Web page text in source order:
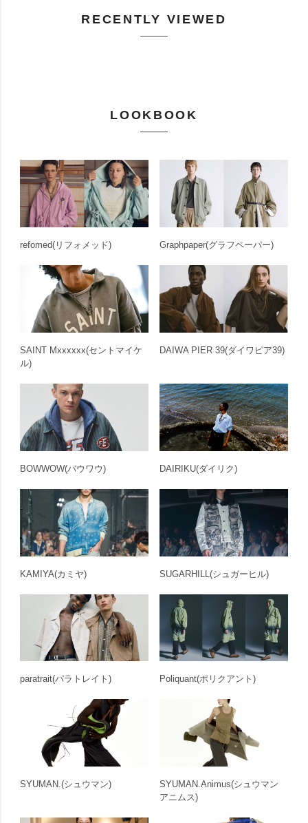
RECENTLY VIEWED
LOOKBOOK
refomed(リフォメッド) Graphpaper(グラフペーパー)
SAINT Mxxxxxx(セントマイケ
ル)
DAIWA PIER 39(ダイワピア39)
BOWWOW(バウワウ) DAIRIKU(ダイリク)
KAMIYA(カミヤ) SUGARHILL(シュガーヒル)
paratrait(パラトレイト) Poliquant(ポリクアント)
SYUMAN.(シュウマン) SYUMAN.Animus(シュウマン
アニムス)